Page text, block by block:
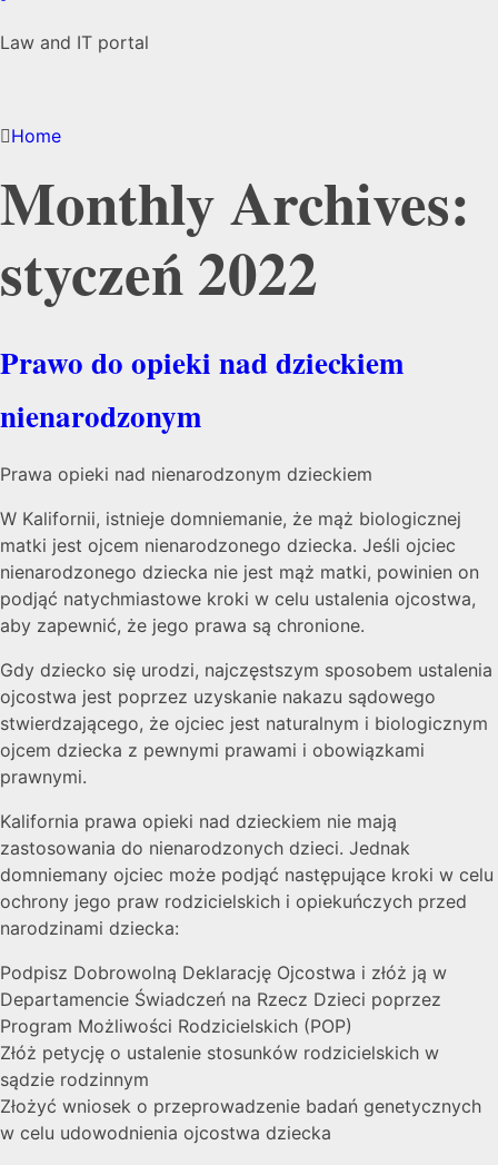
Law and IT portal
Home
Monthly Archives:
styczeń 2022
Prawo do opieki nad dzieckiem
nienarodzonym
Prawa opieki nad nienarodzonym dzieckiem
W Kalifornii, istnieje domniemanie, że mąż biologicznej
matki jest ojcem nienarodzonego dziecka. Jeśli ojciec
nienarodzonego dziecka nie jest mąż matki, powinien on
podjąć natychmiastowe kroki w celu ustalenia ojcostwa,
aby zapewnić, że jego prawa są chronione.
Gdy dziecko się urodzi, najczęstszym sposobem ustalenia
ojcostwa jest poprzez uzyskanie nakazu sądowego
stwierdzającego, że ojciec jest naturalnym i biologicznym
ojcem dziecka z pewnymi prawami i obowiązkami
prawnymi.
Kalifornia prawa opieki nad dzieckiem nie mają
zastosowania do nienarodzonych dzieci. Jednak
domniemany ojciec może podjąć następujące kroki w celu
ochrony jego praw rodzicielskich i opiekuńczych przed
narodzinami dziecka:
Podpisz Dobrowolną Deklarację Ojcostwa i złóż ją w
Departamencie Świadczeń na Rzecz Dzieci poprzez
Program Możliwości Rodzicielskich (POP)
Złóż petycję o ustalenie stosunków rodzicielskich w
sądzie rodzinnym
Złożyć wniosek o przeprowadzenie badań genetycznych
w celu udowodnienia ojcostwa dziecka